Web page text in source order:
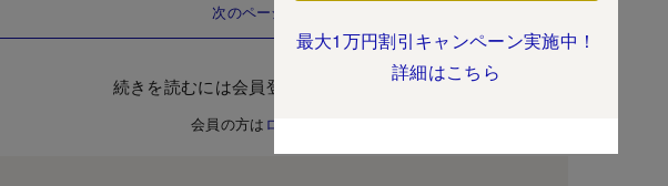
次のページ
続きを読むには会員登録が必要です。
会員の方は ログイン
最大1万円割引キャンペーン実施中！
詳細はこちら